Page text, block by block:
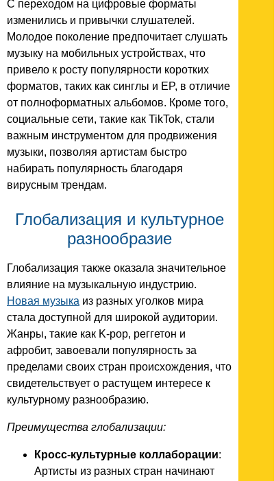
С переходом на цифровые форматы
изменились и привычки слушателей.
Молодое поколение предпочитает слушать
музыку на мобильных устройствах, что
привело к росту популярности коротких
форматов, таких как синглы и EP, в отличие
от полноформатных альбомов. Кроме того,
социальные сети, такие как TikTok, стали
важным инструментом для продвижения
музыки, позволяя артистам быстро
набирать популярность благодаря
вирусным трендам.
Глобализация и культурное
разнообразие
Глобализация также оказала значительное
влияние на музыкальную индустрию.
Новая музыка из разных уголков мира
стала доступной для широкой аудитории.
Жанры, такие как K-pop, реггетон и
афробит, завоевали популярность за
пределами своих стран происхождения, что
свидетельствует о растущем интересе к
культурному разнообразию.
Преимущества глобализации:
Кросс-культурные коллаборации:
Артисты из разных стран начинают